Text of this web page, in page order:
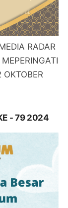
RADAR
- 79 2024